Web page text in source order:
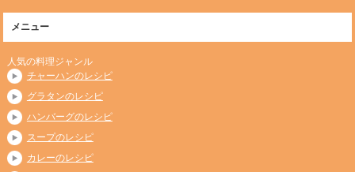
メニュー
人気の料理ジャンル
チャーハンのレシピ
グラタンのレシピ
ハンバーグのレシピ
スープのレシピ
カレーのレシピ